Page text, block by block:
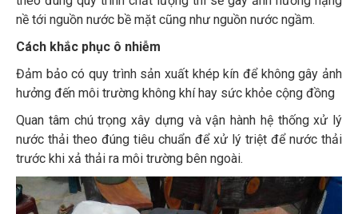
nề tới nguồn nước bề mặt cũng như nguồn nước ngầm.
Cách khắc phục ô nhiễm
Đảm bảo có quy trình sản xuất khép kín để không gây ảnh
hưởng đến môi trường không khí hay sức khỏe cộng đồng
Quan tâm chú trọng xây dựng và vận hành hệ thống xử lý
nước thải theo đúng tiêu chuẩn để xử lý triệt để nước thải
trước khi xả thải ra môi trường bên ngoài.